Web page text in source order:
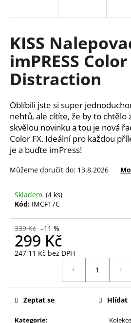
KISS
imPRESS Color
Distraction
Oblíbili jste si super
nehtů, ale cítíte, že by to chtělo
skvělou novinku a tou je nová
Color FX. Ideální pro každou
je a buďte imPress!
Můžeme doručit do: 13.8.2026
Skladem (4 ks)
Kód: IMCF17C
339 Kč –11 %
299 Kč
247,11 Kč bez DPH
Kategorie:
Zeptat se Hlídat
í
t
?
HLEDAT
D
o
p
u
č
u
e
NALEPOVACÍ
SAMOLEPÍCÍ